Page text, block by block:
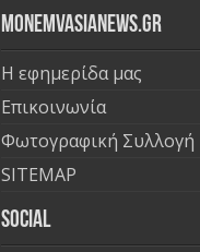
Monemvasianews.gr
Η εφημερίδα μας
Επικοινωνία
Φωτογραφική Συλλογή
SITEMAP
Social